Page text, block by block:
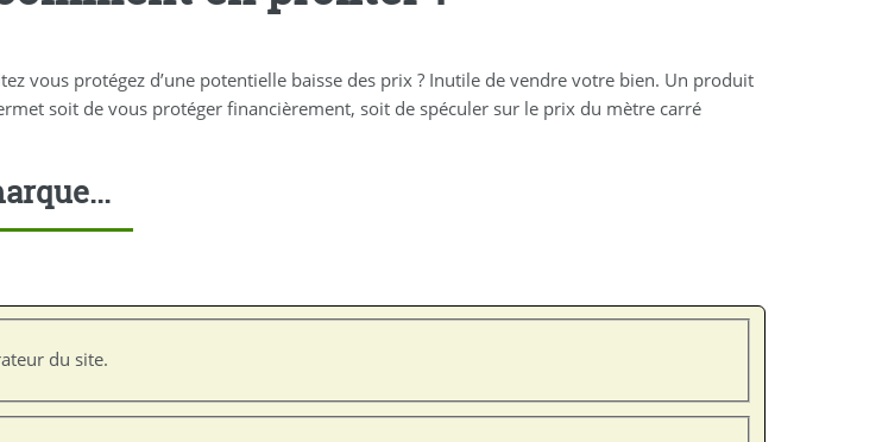
vous protégez d’une potentielle baisse des prix ? Inutile de vendre votre bien. Un produit
soit de vous protéger financièrement, soit de spéculer sur le prix du mètre carré
du site.